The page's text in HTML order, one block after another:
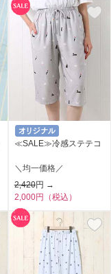
≪SALE≫冷感ステテコ
＼均一価格／
2,420円 →
2,000円（税込）